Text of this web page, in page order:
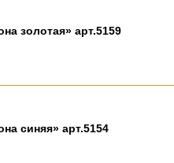
золотая» арт.5159
синяя» арт.5154